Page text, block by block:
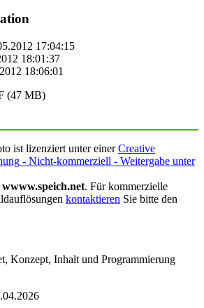
17:04:15
18:01:37
18:06:01
(47 MB)
ist lizenziert unter einerCreative
- Nicht-kommerziell - Weitergabe unter
. Für kommerzielle
kontaktieren Sie bitte den
Konzept, Inhalt und Programmierung